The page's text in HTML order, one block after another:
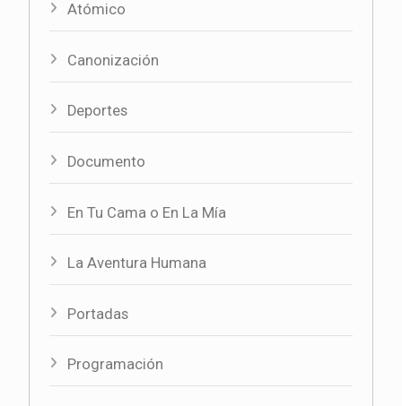
Atómico
Canonización
Deportes
Documento
En Tu Cama o En La Mía
La Aventura Humana
Portadas
Programación